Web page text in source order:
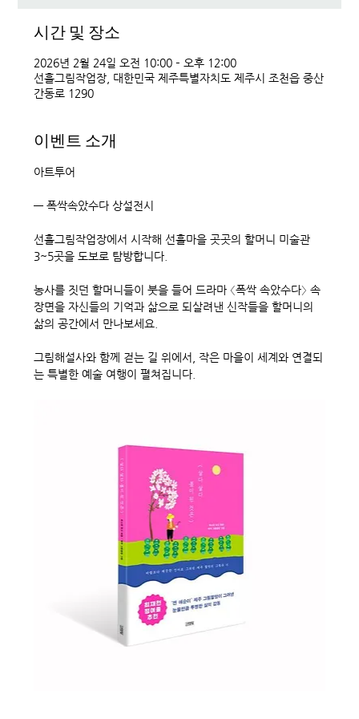
시간 및 장소
2026년 2월 24일 오전 10:00 – 오후 12:00
선흘그림작업장, 대한민국 제주특별자치도 제주시 조천읍 중산
간동로 1290
이벤트 소개
아트투어
― 폭싹속았수다 상설전시
선흘그림작업장에서 시작해 선흘마을 곳곳의 할머니 미술관
3~5곳을 도보로 탐방합니다.
농사를 짓던 할머니들이 붓을 들어 드라마 〈폭싹 속았수다〉 속
장면을 자신들의 기억과 삶으로 되살려낸 신작들을 할머니의
삶의 공간에서 만나보세요.
그림해설사와 함께 걷는 길 위에서, 작은 마을이 세계와 연결되
는 특별한 예술 여행이 펼쳐집니다.